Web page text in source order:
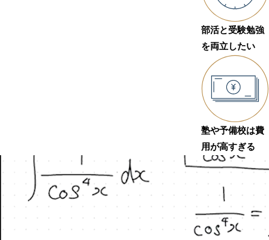
部活と受験勉強
を両立したい
塾や予備校は費
用が高すぎる